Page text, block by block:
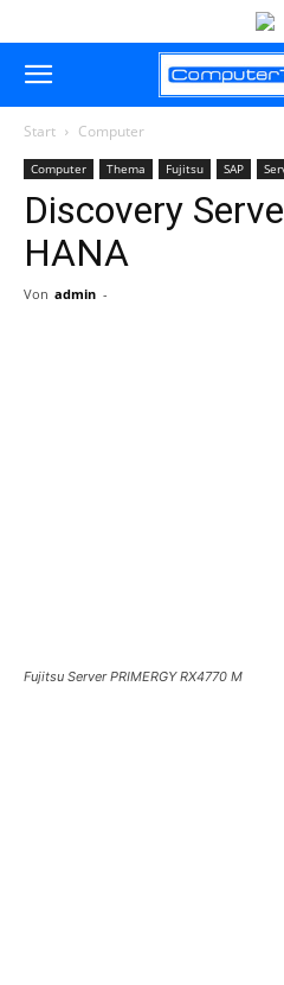
Start Computer
Computer Thema Fujitsu SAP
Discovery
HANA
Von admin -
Fujitsu Server PRIMERGY RX4770 M